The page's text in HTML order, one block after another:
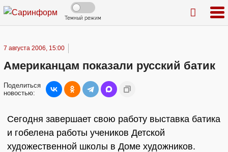
Темный режим
7 августа 2006, 15:00
Американцам показали русский батик
Поделиться
новостью:
Сегодня завершает свою работу выставка батика
и гобелена работы учеников Детской
художественной школы в Доме художников.